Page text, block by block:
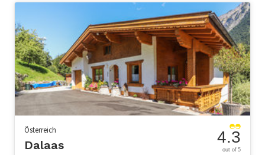
Österreich
Dalaas 4.3
out of 5